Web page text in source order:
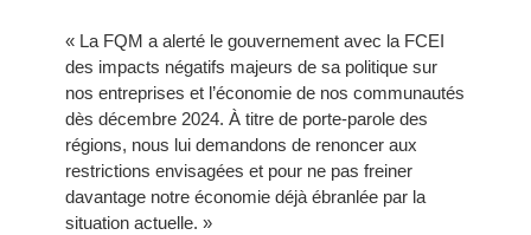
« La FQM a alerté le gouvernement avec la FCEI
des impacts négatifs majeurs de sa politique sur
nos entreprises et l’économie de nos communautés
dès décembre 2024. À titre de porte-parole des
régions, nous lui demandons de renoncer aux
restrictions envisagées et pour ne pas freiner
davantage notre économie déjà ébranlée par la
situation actuelle. »